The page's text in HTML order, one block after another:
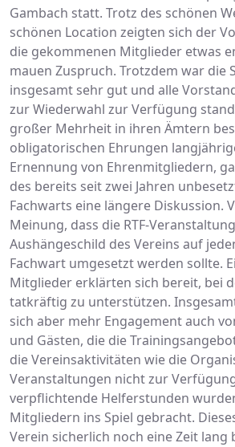
Gambach statt. Trotz des schönen
schönen Location zeigten sich der
die gekommenen Mitglieder etwas
mauen Zuspruch. Trotzdem war die
insgesamt sehr gut und alle
zur Wiederwahl zur Verfügung
großer Mehrheit in ihren Ämtern
obligatorischen Ehrungen
Ernennung von Ehrenmitgliedern,
des bereits seit zwei Jahren
Fachwarts eine längere Diskussion.
Meinung, dass die RTF-
Aushängeschild des Vereins auf
Fachwart umgesetzt werden sollte.
Mitglieder erklärten sich bereit, bei
tatkräftig zu unterstützen.
sich aber mehr Engagement auch
und Gästen, die die
die Vereinsaktivitäten wie die
Veranstaltungen nicht zur
verpflichtende Helferstunden
Mitgliedern ins Spiel gebracht.
Verein sicherlich noch eine Zeit lang